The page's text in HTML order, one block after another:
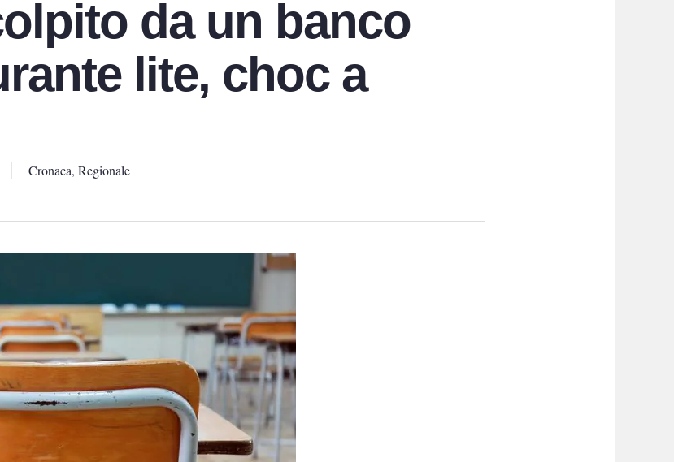
da un banco
lite, choc a
Cronaca, Regionale